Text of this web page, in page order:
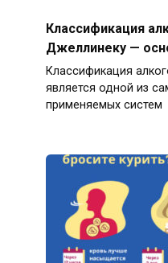
Классификация
Джеллинеку —
Классификация
является одной из
применяемых систем